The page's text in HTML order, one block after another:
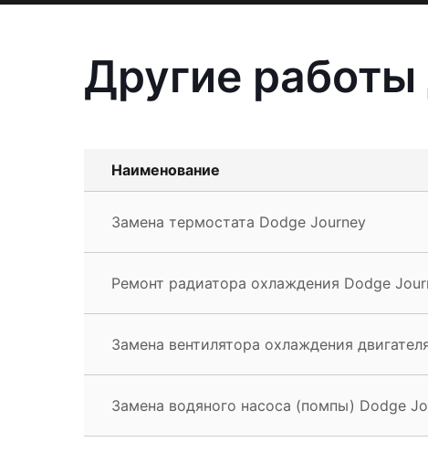
Другие
Наименование
Замена термостата Dodge Journey
Ремонт радиатора охлаждения Dodge
Замена вентилятора охлаждения
Замена водяного насоса (помпы) Dodge